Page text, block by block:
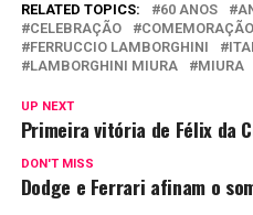
RELATED TOPICS: 60 ANOS
CELEBRAÇÃO
COMEMORAÇÃO
FERRUCCIO LAMBORGHINI
LAMBORGHINI MIURA
MIURA
UP NEXT
Primeira vitória de Félix da
DON'T MISS
Dodge e Ferrari afinam o